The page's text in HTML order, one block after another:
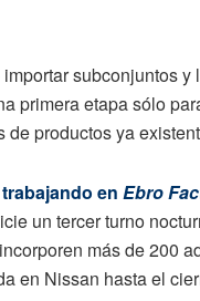
subconjuntos y
primera etapa sólo
productos ya
en Ebro
un tercer turno
más de 200
en Nissan hasta el